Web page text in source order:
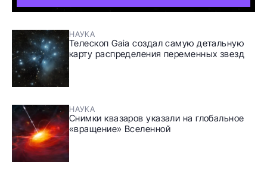
НАУКА
Телескоп Gaia создал самую детальную
карту распределения переменных звезд
НАУКА
Снимки квазаров указали на глобальное
«вращение» Вселенной